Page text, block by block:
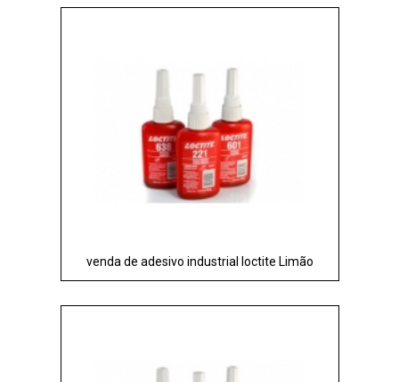
venda de adesivo industrial loctite Limão